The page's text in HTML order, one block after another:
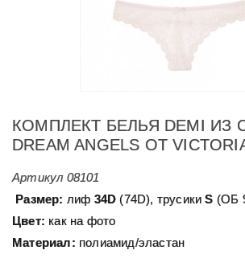
КОМПЛЕКТ БЕЛЬЯ DEMI ИЗ
DREAM ANGELS ОТ
Артикул 08101
Размер: лиф 34D (74D), трусики S (ОБ
Цвет: как на фото
Материал: полиамид/эластан